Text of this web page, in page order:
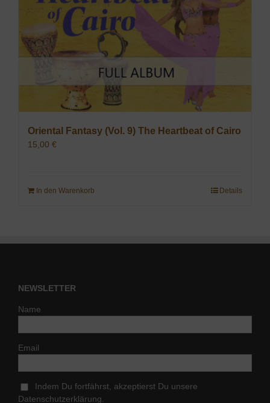
Oriental Fantasy (Vol. 9) The Heartbeat of Cairo
15,00 €
In den Warenkorb Details
NEWSLETTER
Name
Email
Indem Du fortfährst, akzeptierst Du unsere
Datenschutzerklärung.